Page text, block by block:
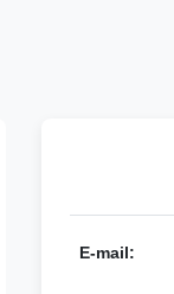
E-mail: